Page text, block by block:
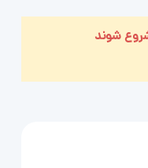
شوند